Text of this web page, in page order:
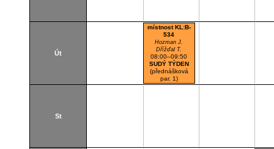
Út
místnost KL:B-
534
Hozman J.
Dřížďal T.
08:00–09:50
SUDÝ TÝDEN
(přednášková
par. 1)
Kladno FBMI
St